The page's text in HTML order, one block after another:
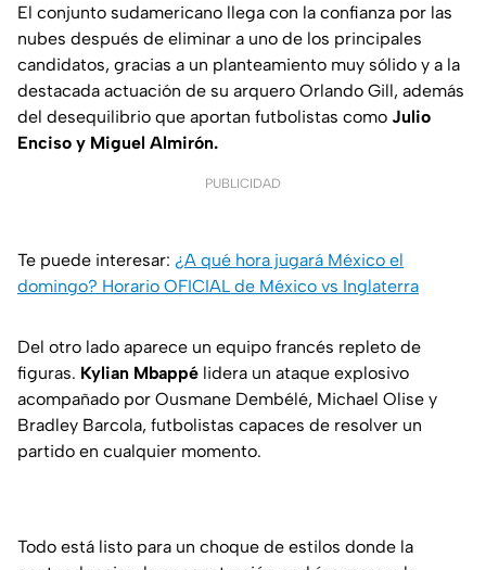
El conjunto sudamericano llega con la confianza por las
nubes después de eliminar a uno de los principales
candidatos, gracias a un planteamiento muy sólido y a la
destacada actuación de su arquero Orlando Gill, además
del desequilibrio que aportan futbolistas como Julio
Enciso y Miguel Almirón.
PUBLICIDAD
Te puede interesar: ¿A qué hora jugará México el
domingo? Horario OFICIAL de México vs Inglaterra
Del otro lado aparece un equipo francés repleto de
figuras. Kylian Mbappé lidera un ataque explosivo
acompañado por Ousmane Dembélé, Michael Olise y
Bradley Barcola, futbolistas capaces de resolver un
partido en cualquier momento.
Todo está listo para un choque de estilos donde la